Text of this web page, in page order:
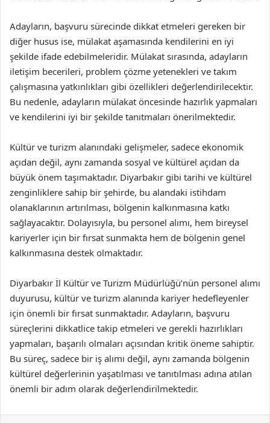
Adayların, başvuru sürecinde dikkat etmeleri gereken bir
diğer husus ise, mülakat aşamasında kendilerini en iyi
şekilde ifade edebilmeleridir. Mülakat sırasında, adayların
iletişim becerileri, problem çözme yetenekleri ve takım
çalışmasına yatkınlıkları gibi özellikleri değerlendirilecektir.
Bu nedenle, adayların mülakat öncesinde hazırlık yapmaları
ve kendilerini iyi bir şekilde tanıtmaları önerilmektedir.
Kültür ve turizm alanındaki gelişmeler, sadece ekonomik
açıdan değil, aynı zamanda sosyal ve kültürel açıdan da
büyük önem taşımaktadır. Diyarbakır gibi tarihi ve kültürel
zenginliklere sahip bir şehirde, bu alandaki istihdam
olanaklarının artırılması, bölgenin kalkınmasına katkı
sağlayacaktır. Dolayısıyla, bu personel alımı, hem bireysel
kariyerler için bir fırsat sunmakta hem de bölgenin genel
kalkınmasına destek olmaktadır.
Diyarbakır İl Kültür ve Turizm Müdürlüğü’nün personel alımı
duyurusu, kültür ve turizm alanında kariyer hedefleyenler
için önemli bir fırsat sunmaktadır. Adayların, başvuru
süreçlerini dikkatlice takip etmeleri ve gerekli hazırlıkları
yapmaları, başarılı olmaları açısından kritik öneme sahiptir.
Bu süreç, sadece bir iş alımı değil, aynı zamanda bölgenin
kültürel değerlerinin yaşatılması ve tanıtılması adına atılan
önemli bir adım olarak değerlendirilmektedir.